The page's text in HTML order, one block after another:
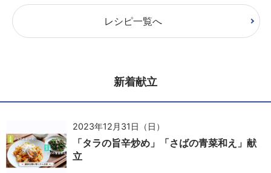
レシピ一覧へ
新着献立
2023年12月31日（日）
「タラの旨辛炒め」「さばの青菜和え」献
立